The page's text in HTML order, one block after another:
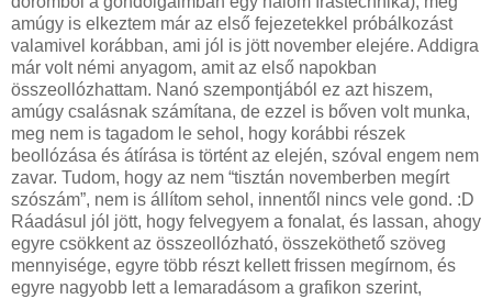
amúgy is elkeztem már az első fejezetekkel próbálkozást
valamivel korábban, ami jól is jött november elejére. Addigra
már volt némi anyagom, amit az első napokban
összeollózhattam. Nanó szempontjából ez azt hiszem,
amúgy csalásnak számítana, de ezzel is bőven volt munka,
meg nem is tagadom le sehol, hogy korábbi részek
beollózása és átírása is történt az elején, szóval engem nem
zavar. Tudom, hogy az nem “tisztán novemberben megírt
szószám”, nem is állítom sehol, innentől nincs vele gond. :D
Ráadásul jól jött, hogy felvegyem a fonalat, és lassan, ahogy
egyre csökkent az összeollózható, összeköthető szöveg
mennyisége, egyre több részt kellett frissen megírnom, és
egyre nagyobb lett a lemaradásom a grafikon szerint,